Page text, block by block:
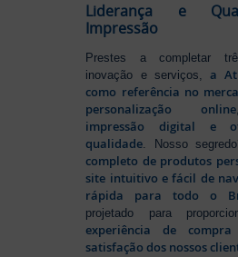
Liderança e
Impressão
Prestes a completar
inovação e serviços,a
como referência no
personalização online
impressão digital e
qualidade. Nosso
completo de produtos
site intuitivo e fácil de
rápida para todo o
projetado para
experiência de
satisfação dos nossos